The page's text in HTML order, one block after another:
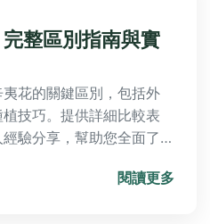
整區別指南與實
花的關鍵區別，包括外
技巧。提供詳細比較表
驗分享，幫助您全面了解
論，專注解決實際疑問。
閱讀更多